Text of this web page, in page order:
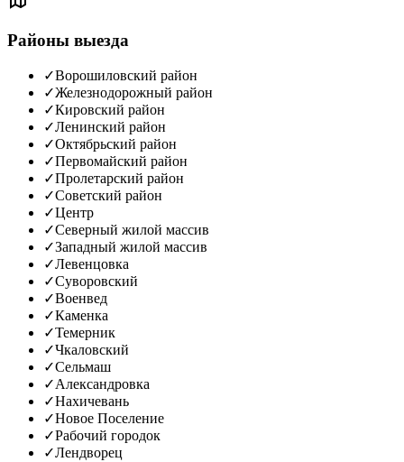
Районы выезда
✓Ворошиловский район
✓Железнодорожный район
✓Кировский район
✓Ленинский район
✓Октябрьский район
✓Первомайский район
✓Пролетарский район
✓Советский район
✓Центр
✓Северный жилой массив
✓Западный жилой массив
✓Левенцовка
✓Суворовский
✓Военвед
✓Каменка
✓Темерник
✓Чкаловский
✓Сельмаш
✓Александровка
✓Нахичевань
✓Новое Поселение
✓Рабочий городок
✓Лендворец